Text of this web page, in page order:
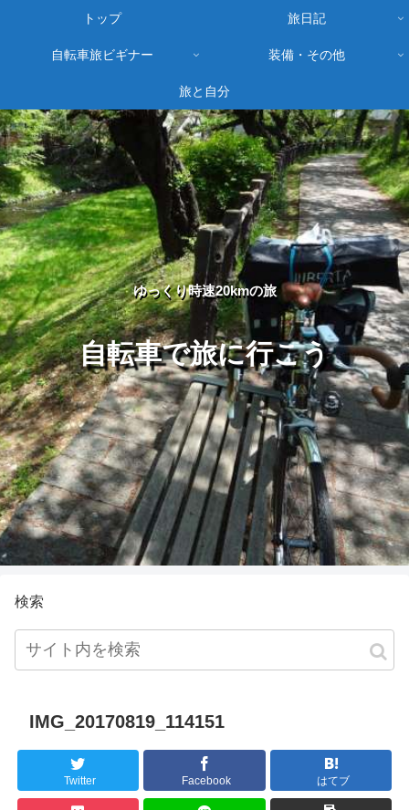
ゆっくり時速20kmの旅
自転車で旅に行こう
トップ 旅日記
自転車旅ビギナー 装備・その他
旅と自分
検索
IMG_20170819_114151
Twitter Facebook はてブ